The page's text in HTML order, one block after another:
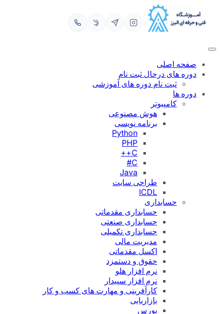
محتوا
صفحه اصلی
دوره های درحال ثبت نام
ثبت نام دوره های آموزشی
دوره ها
کامپیوتر
هوش مصنوعی
برنامه نویسی
Python
PHP
C++
C#
Java
طراحی سایت
ICDL
حسابداری
حسابداری مقدماتی
حسابداری صنعتی
حسابداری تکمیلی
مدیریت مالی
اکسل مقدماتی
حقوق و دستمزد
نرم افزار هلو
نرم افزار سپیدار
کارآفرینی و مهارت های کسب و کار
بازاریابی
بورس